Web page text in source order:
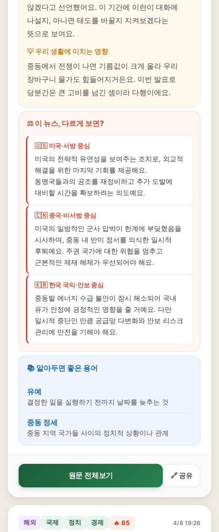
않겠다고 선언했어요. 이 기간에 이란이 대화에
나설지, 아니면 태도를 바꿀지 지켜보겠다는
뜻으로 보여요.
💡 우리 생활에 미치는 영향
중동에서 전쟁이 나면 기름값이 크게 올라 우리
장바구니 물가도 힘들어지거든요. 이번 발표로
당분간은 큰 고비를 넘긴 셈이라 다행이에요.
⚖️ 이 뉴스, 다르게 보면?
🇺🇸 미국·서방 중심
미국의 전략적 유연성을 보여주는 조치로, 외교적
해결을 위한 마지막 기회를 제공해요.
동맹국들과의 공조를 재정비하고 추가 도발에
대비할 시간을 확보하려는 의도예요.
🇨🇳 중국·비서방 중심
미국의 일방적인 군사 압박이 한계에 부딪혔음을
시사하며, 중동 내 반미 정서를 의식한 일시적
후퇴예요. 주권 국가에 대한 위협을 멈추고
근본적인 제재 해제가 우선되어야 해요.
🇰🇷 한국 국익·안보 중심
중동발 에너지 수급 불안이 잠시 해소되어 국내
유가 안정에 긍정적인 영향을 줄 거예요. 다만
일시적 중단인 만큼 공급망 다변화와 안보 리스크
관리에 만전을 기해야 해요.
📚 알아두면 좋은 용어
유예
결정한 일을 실행하기 전까지 날짜를 늦추는 것
중동 정세
중동 지역 국가들 사이의 정치적 상황이나 관계
원문 전체보기 🔗 공유
해외 국제 정치 경제 🔥 85 4/8 19:26